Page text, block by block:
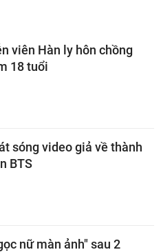
viên Hàn ly hôn chồng
18 tuổi
sóng video giả về thành
BTS
nữ màn ảnh" sau 2